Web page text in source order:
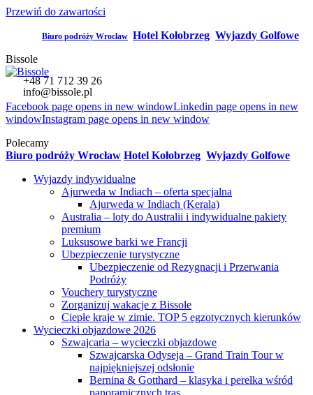
Przewiń do zawartości
Biuro podróży Wrocław Hotel Kołobrzeg Wyjazdy Golfowe
Bissole
+48 71 712 39 26
info@bissole.pl
Facebook page opens in new windowLinkedin page opens in new
windowInstagram page opens in new window
Polecamy
Biuro podróży Wrocław Hotel Kołobrzeg Wyjazdy Golfowe
Wyjazdy indywidualne
Ajurweda w Indiach – oferta specjalna
Ajurweda w Indiach (Kerala)
Australia – loty do Australii i indywidualne pakiety
premium
Luksusowe barki we Francji
Ubezpieczenie turystyczne
Ubezpieczenie od Rezygnacji i Przerwania
Podróży
Vouchery turystyczne
Zorganizuj wakacje z Bissole
Ciepłe kraje w zimie. TOP 5 egzotycznych kierunków
Wycieczki objazdowe 2026
Szwajcaria – wycieczki objazdowe
Szwajcarska Odyseja – Grand Train Tour w
najpiękniejszej odsłonie
Bernina & Gotthard – klasyka i perełka wśród
panoramicznych tras